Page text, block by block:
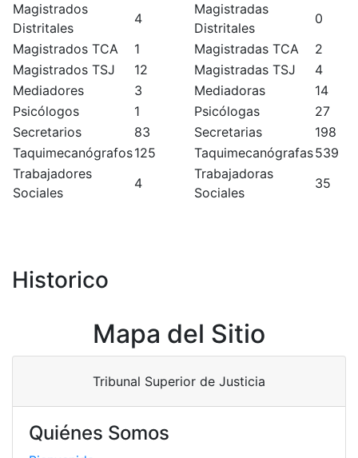
Magistrados
Distritales
4
Magistradas
Distritales
0
Magistrados TCA
1 Magistradas TCA
2
Magistrados TSJ
12 Magistradas TSJ
4
Mediadores
3 Mediadoras
14
Psicólogos
1 Psicólogas
27
Secretarios
83 Secretarias
198
Taquimecanógrafos125 Taquimecanógrafas539
Trabajadores
Sociales
4
Trabajadoras
Sociales
35
Historico
Mapa del Sitio
Tribunal Superior de Justicia
Quiénes Somos